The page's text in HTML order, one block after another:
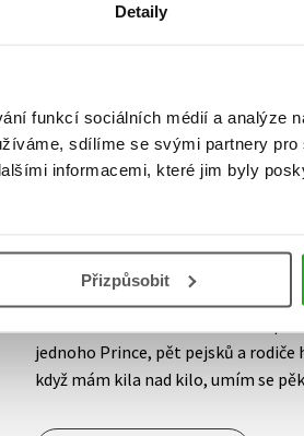
Detaily
funkcí sociálních médií a analýze
sdílíme se svými partnery
informacemi, které jim byly
Přizpůsobit
než moderování a hraní.
se nejdřív seriózní novinařině, v
různé časopisy, prostě média a
nově přidal i dabing. Léta mám na
jednoho Prince, pět pejsků a rodiče
když mám kila nad kilo, umím se